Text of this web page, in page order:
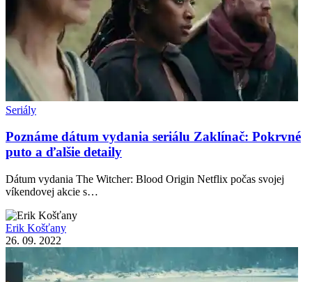
Seriály
Poznáme dátum vydania seriálu Zaklínač: Pokrvné
puto a ďalšie detaily
Dátum vydania The Witcher: Blood Origin Netflix počas svojej
víkendovej akcie s…
Erik Košťany
26. 09. 2022